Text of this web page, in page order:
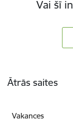
Vai šī
Ātrās saites
Vakances